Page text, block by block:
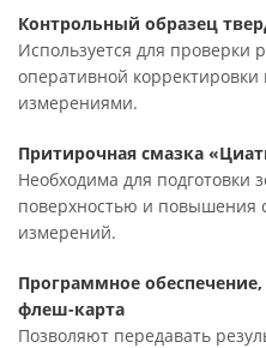
Контрольный образец
Используется для проверки
оперативной
измерениями.
Притирочная смазка
Необходима для подготовки
поверхностью и повышения
измерений.
Программное
флеш-карта
Позволяют передавать